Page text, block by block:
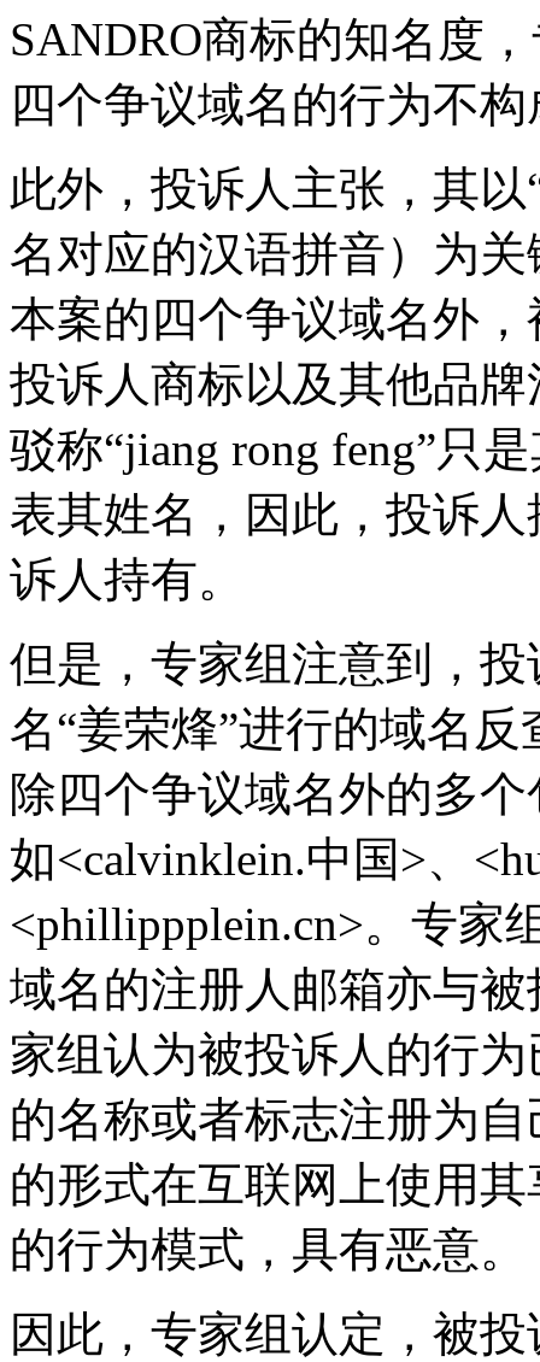
SANDRO商标的知名度
四个争议域名的行为不
此外，投诉人主张，其以
名对应的汉语拼音）为
本案的四个争议域名外
投诉人商标以及其他品
驳称“jiang rong feng”只
表其姓名，因此，投诉
诉人持有。
但是，专家组注意到，
名“姜荣烽”进行的域名
除四个争议域名外的多
如<calvinklein.中国>、
<phillippplein.cn>。专家
域名的注册人邮箱亦与
家组认为被投诉人的行
的名称或者标志注册为
的形式在互联网上使用
的行为模式，具有恶意。
因此，专家组认定，被